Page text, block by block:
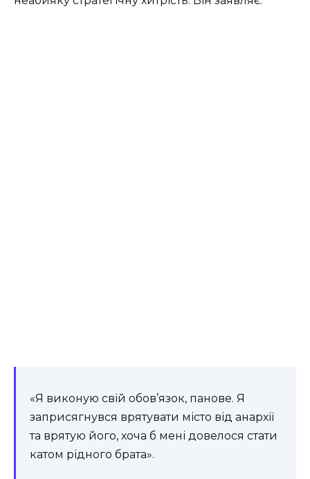
«Я виконую свій обов’язок, панове. Я
заприсягнувся врятувати місто від анархії
та врятую його, хоча б мені довелося стати
катом рідного брата».